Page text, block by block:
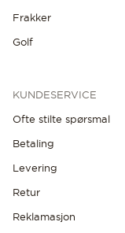
Frakker
Golf
KUNDESERVICE
Ofte stilte spørsmal
Betaling
Levering
Retur
Reklamasjon